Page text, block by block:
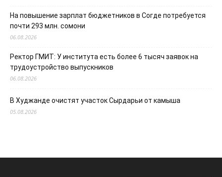
На повышение зарплат бюджетников в Согде потребуется
почти 293 млн. сомони
06.08.2026
Ректор ГМИТ: У института есть более 6 тысяч заявок на
трудоустройство выпускников
06.08.2026
В Худжанде очистят участок Сырдарьи от камыша
05.08.2026